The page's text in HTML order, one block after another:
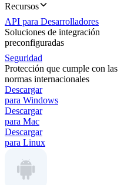
Recursos
API para Desarrolladores
Soluciones de integración
preconfiguradas
Seguridad
Protección que cumple con las
normas internacionales
Descargar
para Windows
Descargar
para Mac
Descargar
para Linux